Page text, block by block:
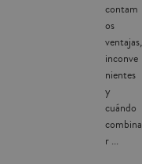
contam
os
ventajas,
inconve
nientes
y
cuándo
combina
r ...